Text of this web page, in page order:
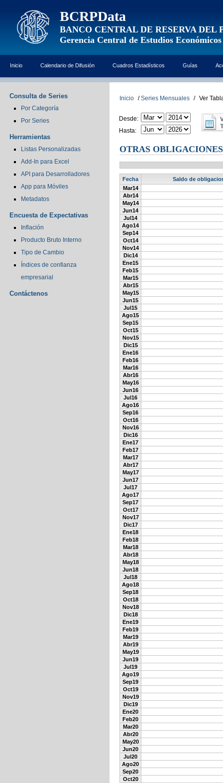
BCRPData
BANCO CENTRAL DE RESERVA DEL
Gerencia Central de Estudios Económicos
Inicio Calendario de Difusión Cuadros Estadísticos Guías
Consulta de Series
Por Categoría
Por Series
Herramientas
Listas Personalizadas
Add-In para Excel
API para Desarrolladores
App para Móviles
Metadatos
Encuesta de Expectativas
Inflación
Producto Bruto Interno
Tipo de Cambio
Índices de confianza
empresarial
Contáctenos
Inicio / Series Mensuales / Ver
Desde:
Hasta:
OTRAS
Fecha
Saldo de
Mar14
Abr14
May14
Jun14
Jul14
Ago14
Sep14
Oct14
Nov14
Dic14
Ene15
Feb15
Mar15
Abr15
May15
Jun15
Jul15
Ago15
Sep15
Oct15
Nov15
Dic15
Ene16
Feb16
Mar16
Abr16
May16
Jun16
Jul16
Ago16
Sep16
Oct16
Nov16
Dic16
Ene17
Feb17
Mar17
Abr17
May17
Jun17
Jul17
Ago17
Sep17
Oct17
Nov17
Dic17
Ene18
Feb18
Mar18
Abr18
May18
Jun18
Jul18
Ago18
Sep18
Oct18
Nov18
Dic18
Ene19
Feb19
Mar19
Abr19
May19
Jun19
Jul19
Ago19
Sep19
Oct19
Nov19
Dic19
Ene20
Feb20
Mar20
Abr20
May20
Jun20
Jul20
Ago20
Sep20
Oct20